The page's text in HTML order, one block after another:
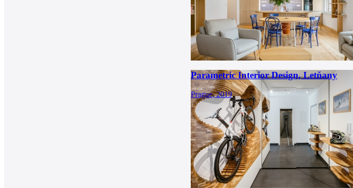
Parametric Interior Design, Letňany
Prague, 2019